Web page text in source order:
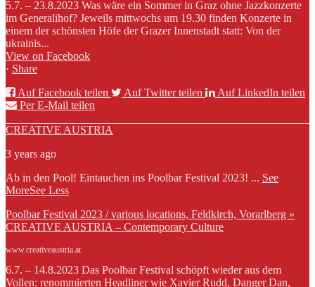
5.7. – 23.8.2023 Was wäre ein Sommer in Graz ohne Jazzkonzerte
im Generalihof? Jeweils mittwochs um 19.30 finden Konzerte in
einem der schönsten Höfe der Grazer Innenstadt statt: Von der
ukrainis...
View on Facebook
· Share
Auf Facebook teilen
Auf Twitter teilen
Auf LinkedIn teilen
Per E-Mail teilen
CREATIVE AUSTRIA
3 years ago
Ab in den Pool! Eintauchen ins Poolbar Festival 2023! ... See
MoreSee Less
Poolbar Festival 2023 / various locations, Feldkirch, Vorarlberg »
CREATIVE AUSTRIA – Contemporary Culture
www.creativeaustria.at
6.7. – 14.8.2023 Das Poolbar Festival schöpft wieder aus dem
Vollen: renommierten Headliner wie Xavier Rudd, Danger Dan,